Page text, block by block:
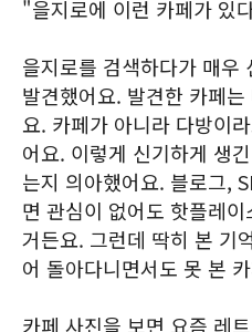
"을지로에 이런 카페가 있
을지로를 검색하다가 매우
발견했어요. 발견한 카페
요. 카페가 아니라 다방이
어요. 이렇게 신기하게 생
는지 의아했어요. 블로그,
면 관심이 없어도 핫플레
거든요. 그런데 딱히 본 기
어 돌아다니면서도 못 본
카페 사진을 보면 요즘 레